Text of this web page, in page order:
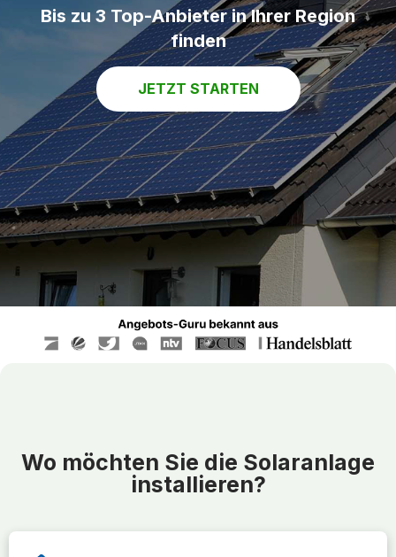
Bis zu 3 Top-Anbieter in Ihrer Region
finden
JETZT STARTEN
Wo möchten Sie die Solaranlage
installieren?